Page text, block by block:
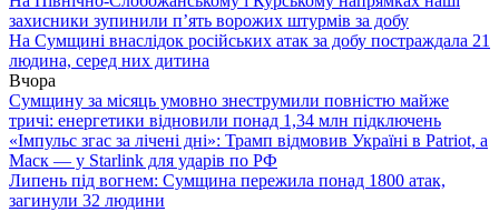
захисники зупинили п’ять ворожих штурмів за добу
На Сумщині внаслідок російських атак за добу постраждала 21
людина, серед них дитина
Вчора
Сумщину за місяць умовно знеструмили повністю майже
тричі: енергетики відновили понад 1,34 млн підключень
«Імпульс згас за лічені дні»: Трамп відмовив Україні в Patriot, а
Маск — у Starlink для ударів по РФ
Липень під вогнем: Сумщина пережила понад 1800 атак,
загинули 32 людини